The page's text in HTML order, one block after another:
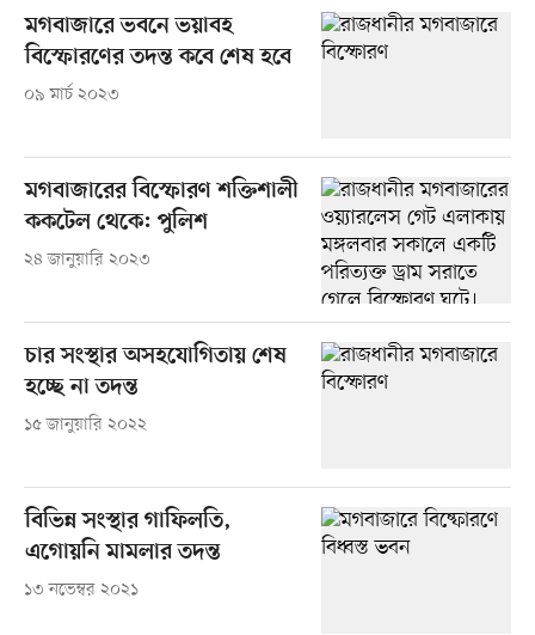
মগবাজারে ভবনে ভয়াবহ
বিস্ফোরণের তদন্ত কবে শেষ হবে
০৯ মার্চ ২০২৩
মগবাজারের বিস্ফোরণ শক্তিশালী
ককটেল থেকে: পুলিশ
২৪ জানুয়ারি ২০২৩
চার সংস্থার অসহযোগিতায় শেষ
হচ্ছে না তদন্ত
১৫ জানুয়ারি ২০২২
বিভিন্ন সংস্থার গাফিলতি,
এগোয়নি মামলার তদন্ত
১৩ নভেম্বর ২০২১